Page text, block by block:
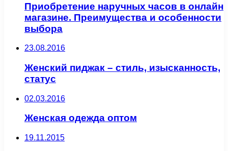
Приобретение наручных часов в онлайн
магазине. Преимущества и особенности
выбора
23.08.2016
Женский пиджак – стиль, изысканность,
статус
02.03.2016
Женская одежда оптом
19.11.2015